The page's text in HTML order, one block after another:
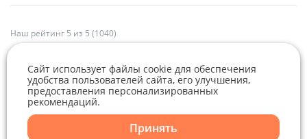
Наш рейтинг 5 из 5 (1040)
Сайт использует файлы cookie для обеспечения
удобства пользователей сайта, его улучшения,
предоставления персонализированных
рекомендаций.
Принять